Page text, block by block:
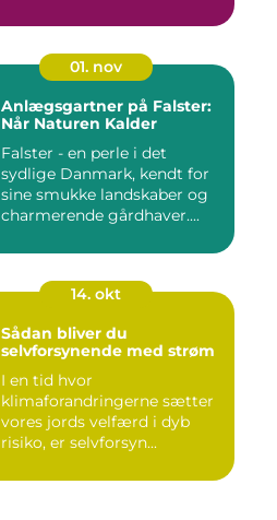
01. nov
Anlægsgartner på Falster:
Når Naturen Kalder
Falster - en perle i det
sydlige Danmark, kendt for
sine smukke landskaber og
charmerende gårdhaver....
14. okt
Sådan bliver du
selvforsynende med strøm
I en tid hvor
klimaforandringerne sætter
vores jords velfærd i dyb
risiko, er selvforsyn...